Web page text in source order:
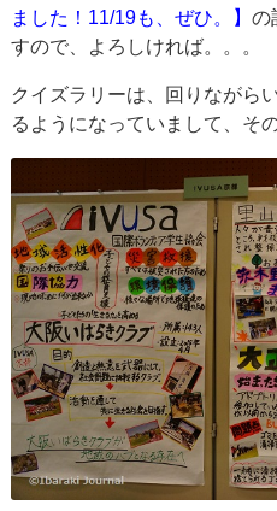
ました！11/19も、ぜひ。】の
すので、よろしければ。。。
クイズラリーは、回りながら
るようになっていまして、そ